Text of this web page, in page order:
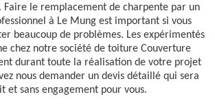
le remplacement de charpente par un
à Le Mung est important si vous
beaucoup de problèmes. Les expérimentés
chez notre société de toiture Couverture
durant toute la réalisation de votre projet
nous demander un devis détaillé qui sera
et sans engagement pour vous.